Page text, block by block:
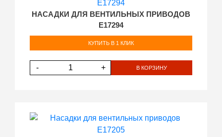
НАСАДКИ ДЛЯ ВЕНТИЛЬНЫХ ПРИВОДОВ
E17294
КУПИТЬ В 1 КЛИК
- + В КОРЗИНУ